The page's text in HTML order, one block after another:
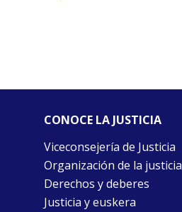
CONOCE LA JUSTICIA
Viceconsejería de Justicia
Organización de la justicia
Derechos y deberes
Justicia y euskera